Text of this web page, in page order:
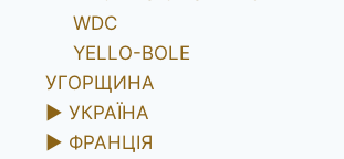
WDC
YELLO-BOLE
УГОРЩИНА
► УКРАЇНА
► ФРАНЦІЯ